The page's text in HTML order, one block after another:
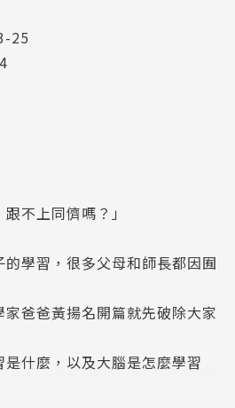
25
不上同儕嗎？」
學習，很多父母和師長都因囿
爸爸黃揚名開篇就先破除大家
什麼，以及大腦是怎麼學習